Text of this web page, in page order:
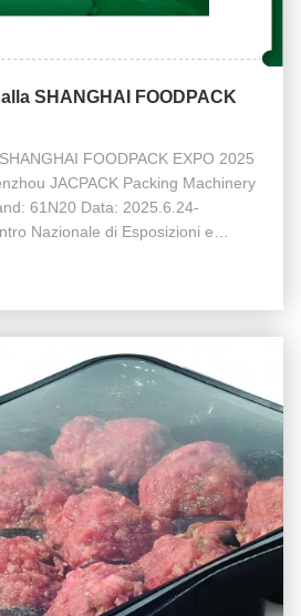
SHANGHAI FOODPACK
FOODPACK EXPO 2025
JACPACK Packing Machinery
61N20 Data: 2025.6.24-
Nazionale di Esposizioni e